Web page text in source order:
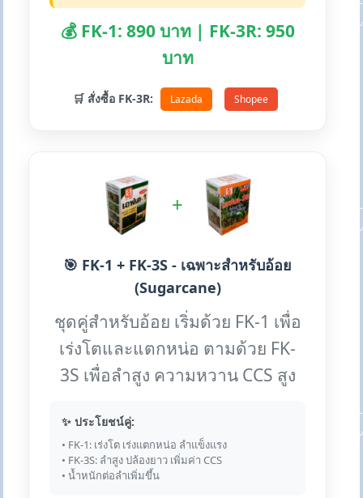
💰 FK-1: 890 บาท | FK-3R: 950
บาท
🛒 สั่งซื้อ FK-3R: Lazada Shopee
+
🎯 FK-1 + FK-3S - เฉพาะสำหรับอ้อย
(Sugarcane)
ชุดคู่สำหรับอ้อย เริ่มด้วย FK-1 เพื่อ
เร่งโตและแตกหน่อ ตามด้วย FK-
3S เพื่อลำสูง ความหวาน CCS สูง
✨ ประโยชน์คู่:
• FK-1: เร่งโต เร่งแตกหน่อ ลำแข็งแรง
• FK-3S: ลำสูง ปล้องยาว เพิ่มค่า CCS
• น้ำหนักต่อลำเพิ่มขึ้น